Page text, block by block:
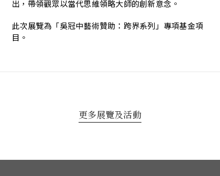
出，帶領觀眾以當代思維領略大師的創新意念。
此次展覽為「吳冠中藝術贊助：跨界系列」專項基金項
目。
更多展覽及活動